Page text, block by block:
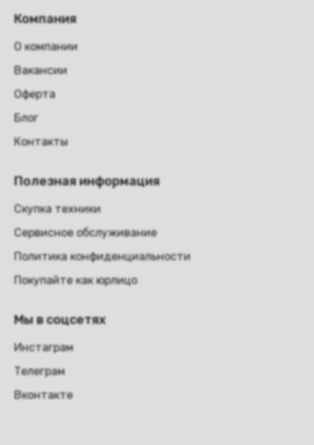
Компания
О компании
Вакансии
Оферта
Блог
Контакты
Полезная информация
Скупка техники
Сервисное обслуживание
Политика конфиденциальности
Покупайте как юрлицо
Мы в соцсетях
Инстаграм
Телеграм
Вконтакте